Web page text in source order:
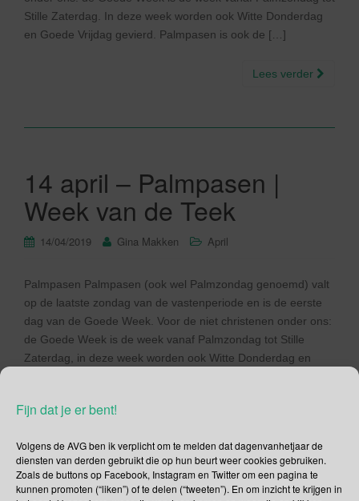
Fijn dat je er bent!
Volgens de AVG ben ik verplicht om te melden dat dagenvanhetjaar de
diensten van derden gebruikt die op hun beurt weer cookies gebruiken.
Zoals de buttons op Facebook, Instagram en Twitter om een pagina te
kunnen promoten (“liken”) of te delen (“tweeten”). En om inzicht te krijgen in
Stille Zaterdag. In deze week worden ook Witte Donderdag
en Goede Vrijdag gevierd. Palmpasen is ook de […]
Lees verder
14 april – Palmpasen |
Week van de Teek
14/04/2019 Gina Makken April
Palmpasen Palmpasen (ook wel Palmzondag genoemd) valt
op de laatste zondag van de vastenperiode en is de eerste
dag van de Goede Week. Voor de niet christenen onder ons:
de Goede Week is de week vanaf Palmzondag tot Stille
Zaterdag, in deze week worden ook Witte Donderdag en